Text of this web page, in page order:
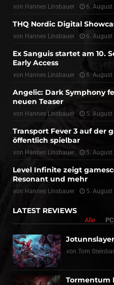
von Hannes Linsbauer 6. August
THQ Nordic Digital
von Hannes Linsbauer 6. August
Ex Sanguis startet am 10.
Early Access
von Hannes Linsbauer 6. August
Angelic: Dark Symphony
neuen Teaser
von Hannes Linsbauer 5. August
Transport Fever 3 auf der
öffentlich spielbar
von Hannes Linsbauer 5. August
Level Infinite zeigt
Resonant und mehr
von Hannes Linsbauer 5. August
LATEST REVIEWS
Alle PC
von Tom
Tormentum